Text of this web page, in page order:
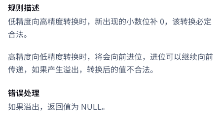
规则描述
低精度向高精度转换时，新出现的小数位补 0，该转换必定
合法。
高精度向低精度转换时，将会向前进位，进位可以继续向前
传递，如果产生溢出，转换后的值不合法。
错误处理
如果溢出，返回值为 NULL。